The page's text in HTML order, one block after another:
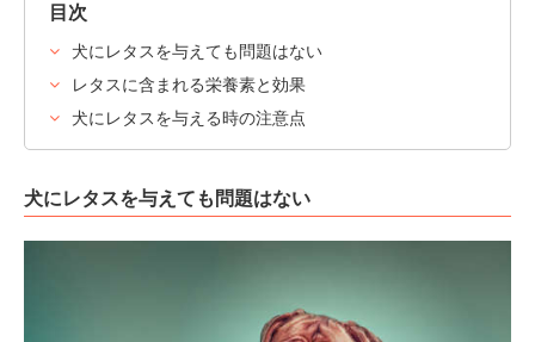
目次
犬にレタスを与えても問題はない
レタスに含まれる栄養素と効果
犬にレタスを与える時の注意点
犬にレタスを与えても問題はない